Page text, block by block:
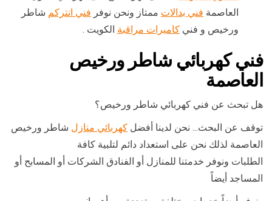
العاصمة فني بدالات ممتاز ونحن نوفر فني انتركم شاطر
ورخيص و فني كاميرات مراقبة الكويت .
فني كهربائي شاطر ورخيص
العاصمة
هل تبحث عن فني كهربائي شاطر ورخيص؟
توقف عن البحث… نحن لدينا أفضل كهربائي منازل شاطر ورخيص
العاصمة لذلك نحن على استعداد دائم لتلبية كافة
الطلبات ونوفر خدمتنا للمنازل أو الفنادق الشركات أو المسابح أو
المساجد أيضاً